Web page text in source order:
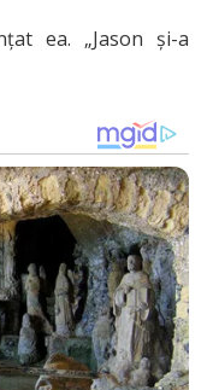
ea. „Jason și-a